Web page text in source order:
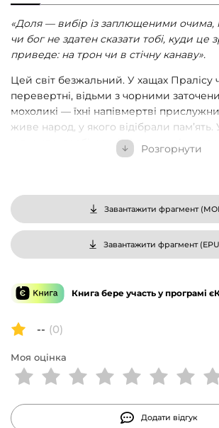
«Доля — вибір із заплющеними очима,
чи бог не здатен сказати тобі, куди це
приведе: на трон чи в стічну канаву».
Цей світ безжальний. У хащах Пралісу
перевертні, відьми з чорними
мохоликі — їхні напівмертві
живе народ, у якого відібрали памʼять.
шльондр, грабіжників і покидьків
Люди моляться Семи богам, а восьмий,
Гельда — жорстока, норовлива й
обіцяна відьмі від народження. І хай
хотіла б збувати свої дні в мандрах, а
випадковими коханцями та коханками,
варто, і віднайти шлях, якому краще
визначеної долі, а за спиною повзе тінь
ботанічному саду ім. М. М. Гришка,
оповідань, опублікованих у збірці
дебютний роман.
Розгорнути
Завантажити фрагмент (
Завантажити фрагмент (
Книга бере участь у програмі
-- (0)
Моя оцінка
Додати відгук